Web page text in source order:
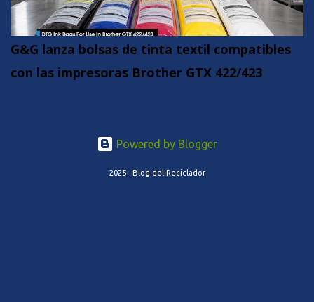
G&G lanza bolsas de tinta textil compatibles
con las impresoras Brother GTX 422/423
Powered by Blogger
2025 - Blog del Reciclador